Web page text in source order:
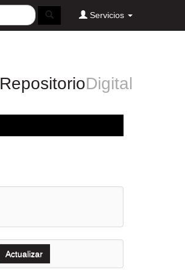
Servicios
RepositorioDigital